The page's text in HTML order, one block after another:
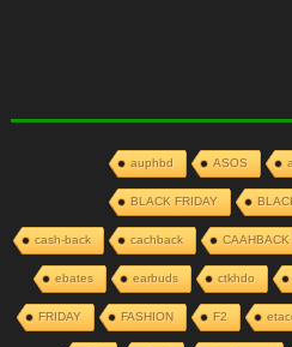
ASOS
auphbd
BLACK FRIDAY
CAAHBACK
cachback
cash-back
ctkhdo
earbuds
ebates
F2
FASHION
FRIDAY